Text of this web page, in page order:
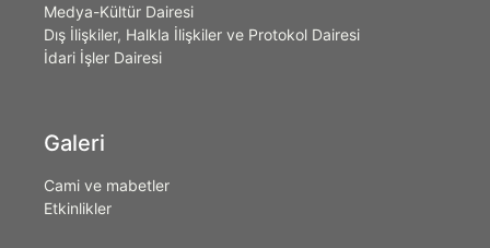
Medya-Kültür Dairesi
Dış İlişkiler, Halkla İlişkiler ve Protokol Dairesi
İdari İşler Dairesi
Galeri
Cami ve mabetler
Etkinlikler